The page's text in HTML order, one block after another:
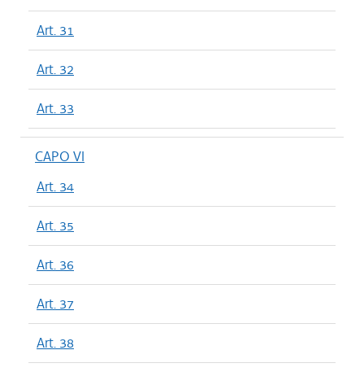
Art. 31
Art. 32
Art. 33
CAPO VI
Art. 34
Art. 35
Art. 36
Art. 37
Art. 38